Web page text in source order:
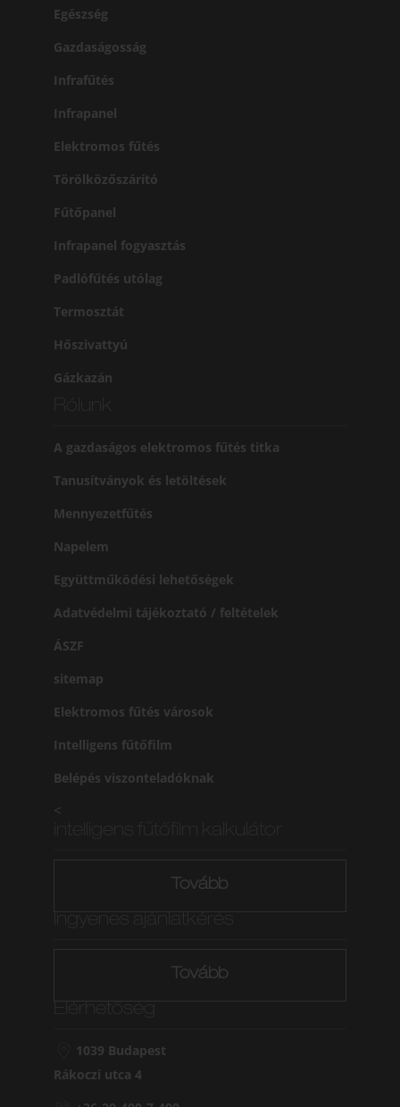
Egészség
Gazdaságosság
Infrafűtés
Infrapanel
Elektromos fűtés
Törölközőszárító
Fűtőpanel
Infrapanel fogyasztás
Padlófűtés utólag
Termosztát
Hőszivattyú
Gázkazán
A gazdaságos elektromos fűtés titka
Tanusítványok és letöltések
Mennyezetfűtés
Napelem
Együttműködési lehetőségek
Adatvédelmi tájékoztató / feltételek
ÁSZF
sitemap
Elektromos fűtés városok
Intelligens fűtőfilm
Belépés viszonteladóknak
<
Tovább
Tovább
1039 Budapest
Rákoczi utca 4